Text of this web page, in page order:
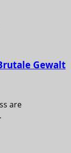
Gewalt
are